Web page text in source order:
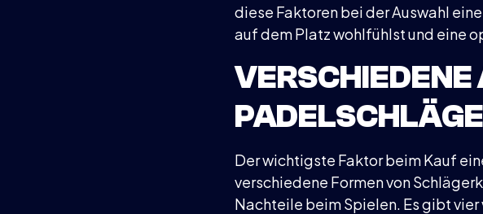
diese Faktoren bei der Auswahl
auf dem Platz wohlfühlst und eine
VERSCHIEDENE
Der wichtigste Faktor beim Kauf
verschiedene Formen von
Nachteile beim Spielen. Es gibt